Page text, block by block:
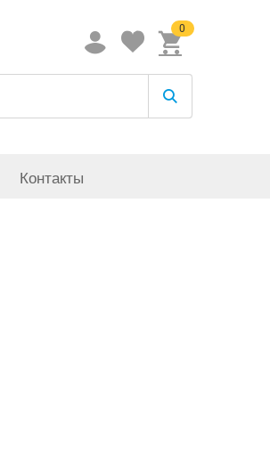
0
Контакты